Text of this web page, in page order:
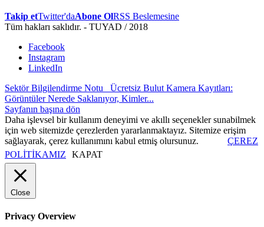
Takip etTwitter'daAbone OlRSS Beslemesine
Tüm hakları saklıdır. - TUYAD / 2018
Facebook
Instagram
LinkedIn
Sektör Bilgilendirme Notu
Ücretsiz Bulut Kamera Kayıtları:
Görüntüler Nerede Saklanıyor, Kimler...
Sayfanın başına dön
Daha işlevsel bir kullanım deneyimi ve akıllı seçenekler sunabilmek
için web sitemizde çerezlerden yararlanmaktayız. Sitemize erişim
sağlayarak, çerez kullanımını kabul etmiş olursunuz.
ÇEREZ
POLİTİKAMIZ
KAPAT
Close
Privacy Overview